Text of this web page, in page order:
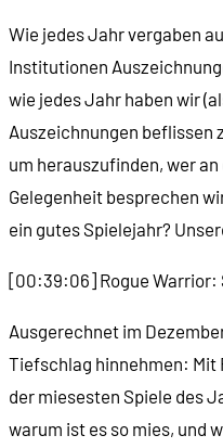
Wie jedes Jahr vergaben
Institutionen
wie jedes Jahr haben wir
Auszeichnungen beflissen
um herauszufinden, wer
Gelegenheit besprechen
ein gutes Spielejahr?
[00:39:06] Rogue Warrior:
Ausgerechnet im
Tiefschlag hinnehmen: Mit
der miesesten Spiele des
warum ist es so mies, und